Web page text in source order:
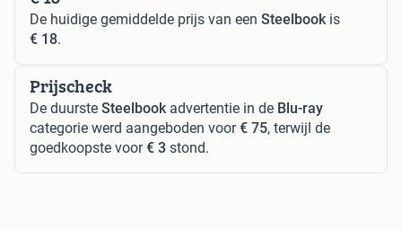
De huidige gemiddelde prijs van een Steelbook is
€ 18.
Prijscheck
De duurste Steelbook advertentie in de Blu-ray
categorie werd aangeboden voor€ 75, terwijl de
goedkoopste voor€ 3 stond.